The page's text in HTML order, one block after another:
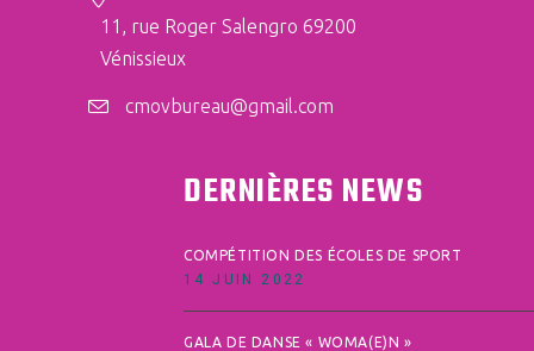
11, rue Roger Salengro 69200
Vénissieux
cmovbureau@gmail.com
DERNIÈRES NEWS
COMPÉTITION DES ÉCOLES DE SPORT
14 JUIN 2022
GALA DE DANSE « WOMA(E)N »